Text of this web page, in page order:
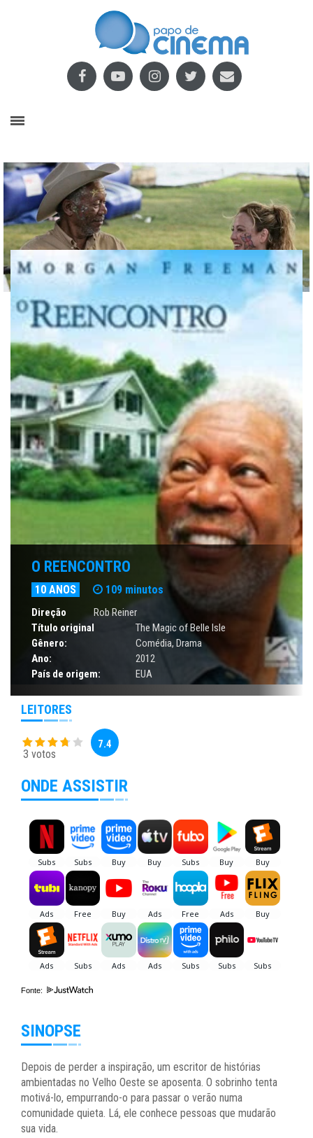
O REENCONTRO
10 ANOS 109 minutos
Direção
Rob Reiner
Título original
The Magic of Belle Isle
Gênero:
Comédia, Drama
Ano:
2012
País de origem:
EUA
LEITORES
3 votos
7.4
ONDE ASSISTIR
Fonte:
SINOPSE
Depois de perder a inspiração, um escritor de histórias
ambientadas no Velho Oeste se aposenta. O sobrinho tenta
motivá-lo, empurrando-o para passar o verão numa
comunidade quieta. Lá, ele conhece pessoas que mudarão
sua vida.